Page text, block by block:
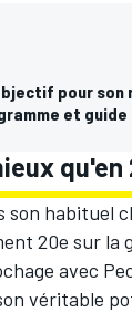
pour son
et
qu'en
habituel
20e sur
avec
véritable